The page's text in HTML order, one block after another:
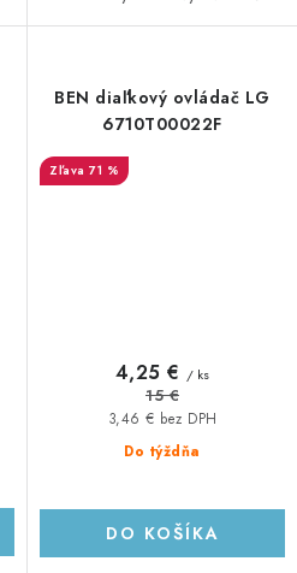
BEN diaľkový ovládač LG
6710T00022F
71 %
Do týždňa
3,46 € bez DPH
4,25 € / ks
15 €
DO KOŠÍKA